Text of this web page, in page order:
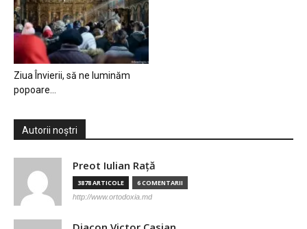
Ziua Învierii, să ne luminăm
popoare…
Autorii noștri
Preot Iulian Raţă
3878 ARTICOLE 6 COMENTARII
http://www.ortodoxia.md